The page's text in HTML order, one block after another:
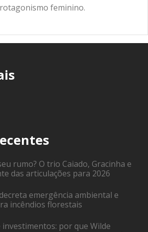
feminino.
rumo? O trio Caiado, Gracinha e
das articulações para 2026
emergência ambiental e
incêndios florestais
por que Wilde